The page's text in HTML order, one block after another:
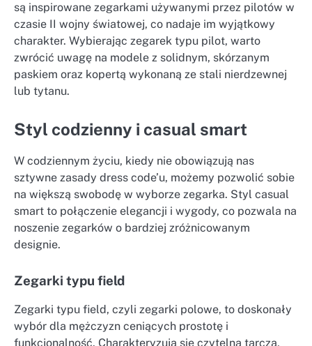
są inspirowane zegarkami używanymi przez pilotów w
czasie II wojny światowej, co nadaje im wyjątkowy
charakter. Wybierając zegarek typu pilot, warto
zwrócić uwagę na modele z solidnym, skórzanym
paskiem oraz kopertą wykonaną ze stali nierdzewnej
lub tytanu.
Styl codzienny i casual smart
W codziennym życiu, kiedy nie obowiązują nas
sztywne zasady dress code’u, możemy pozwolić sobie
na większą swobodę w wyborze zegarka. Styl casual
smart to połączenie elegancji i wygody, co pozwala na
noszenie zegarków o bardziej zróżnicowanym
designie.
Zegarki typu field
Zegarki typu field, czyli zegarki polowe, to doskonały
wybór dla mężczyzn ceniących prostotę i
funkcjonalność. Charakteryzują się czytelną tarczą,